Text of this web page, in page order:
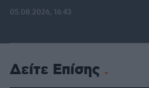
05.08.2026, 16:43
Δείτε Επίσης